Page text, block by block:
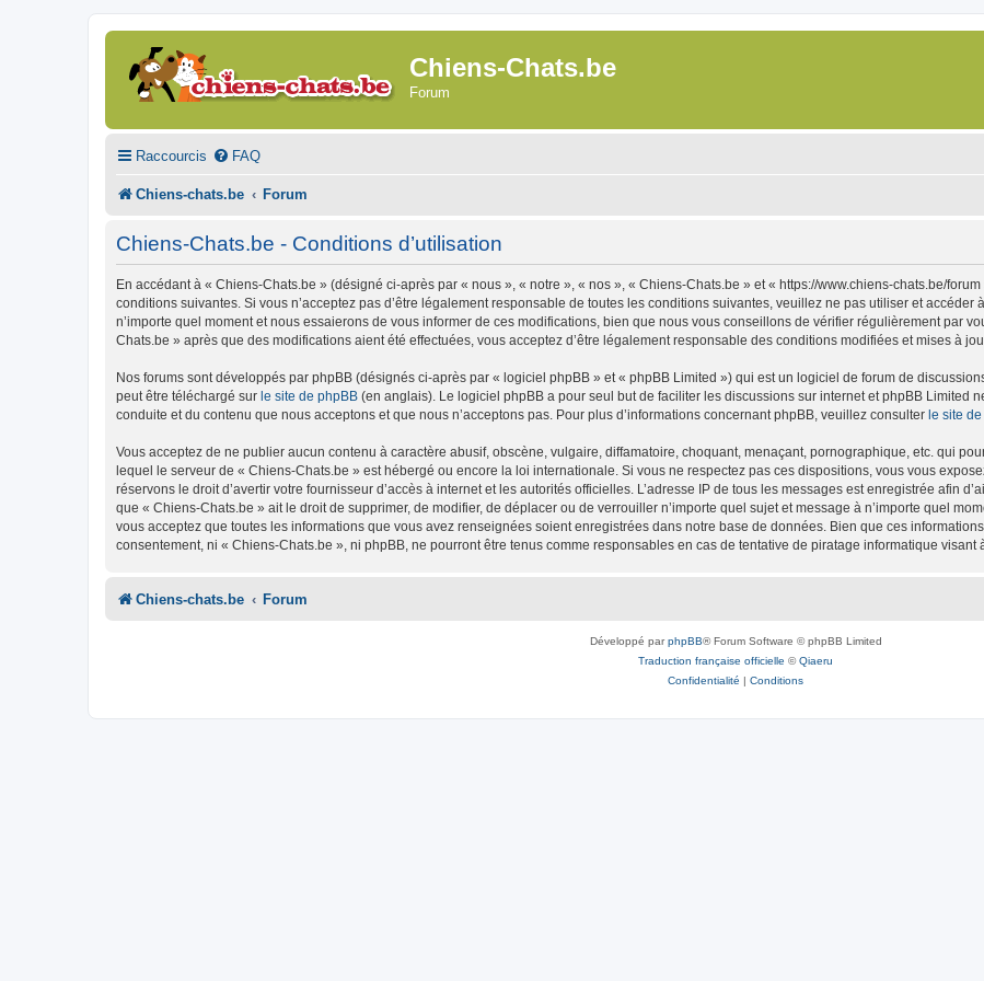
Chiens-Chats.be
Forum
Raccourcis FAQ
Chiens-chats.be Forum
Chiens-Chats.be - Conditions d’utilisation
En accédant à « Chiens-Chats.be » (désigné ci-après par « nous », « notre », « nos », « Chiens-Chats.be » et « https://www.chiens-chats.be/
conditions suivantes. Si vous n’acceptez pas d’être légalement responsable de toutes les conditions suivantes, veuillez ne pas utiliser et
n’importe quel moment et nous essaierons de vous informer de ces modifications, bien que nous vous conseillons de vérifier régulièrement par
Chats.be » après que des modifications aient été effectuées, vous acceptez d’être légalement responsable des conditions modifiées et mises à
Nos forums sont développés par phpBB (désignés ci-après par « logiciel phpBB » et « phpBB Limited ») qui est un logiciel de forum de
peut être téléchargé sur le site de phpBB (en anglais). Le logiciel phpBB a pour seul but de faciliter les discussions sur internet et phpBB Limited
conduite et du contenu que nous acceptons et que nous n’acceptons pas. Pour plus d’informations concernant phpBB, veuillez consulter le site
Vous acceptez de ne publier aucun contenu à caractère abusif, obscène, vulgaire, diffamatoire, choquant, menaçant, pornographique, etc. qui
lequel le serveur de « Chiens-Chats.be » est hébergé ou encore la loi internationale. Si vous ne respectez pas ces dispositions, vous vous
réservons le droit d’avertir votre fournisseur d’accès à internet et les autorités officielles. L’adresse IP de tous les messages est enregistrée afin
que « Chiens-Chats.be » ait le droit de supprimer, de modifier, de déplacer ou de verrouiller n’importe quel sujet et message à n’importe quel
vous acceptez que toutes les informations que vous avez renseignées soient enregistrées dans notre base de données. Bien que ces
consentement, ni « Chiens-Chats.be », ni phpBB, ne pourront être tenus comme responsables en cas de tentative de piratage informatique visant
Chiens-chats.be Forum
Développé parphpBB® Forum Software © phpBB Limited
Traduction française officielle ©Qiaeru
Confidentialité | Conditions